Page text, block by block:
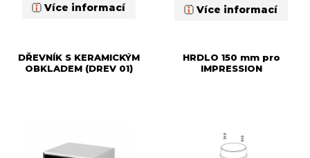
Více informací Více informací
DŘEVNÍK S KERAMICKÝM
OBKLADEM (DREV 01)
HRDLO 150 mm pro
IMPRESSION